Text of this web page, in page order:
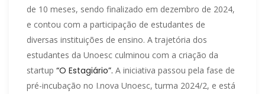
de 10 meses, sendo finalizado em dezembro de 2024,
e contou com a participação de estudantes de
diversas instituições de ensino. A trajetória dos
estudantes da Unoesc culminou com a criação da
startup “O Estagiário”. A iniciativa passou pela fase de
pré-incubação no I.nova Unoesc, turma 2024/2, e está